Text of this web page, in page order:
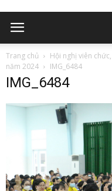
Trang chủ
Hội nghị viên
năm 2024
IMG_6484
IMG_6484